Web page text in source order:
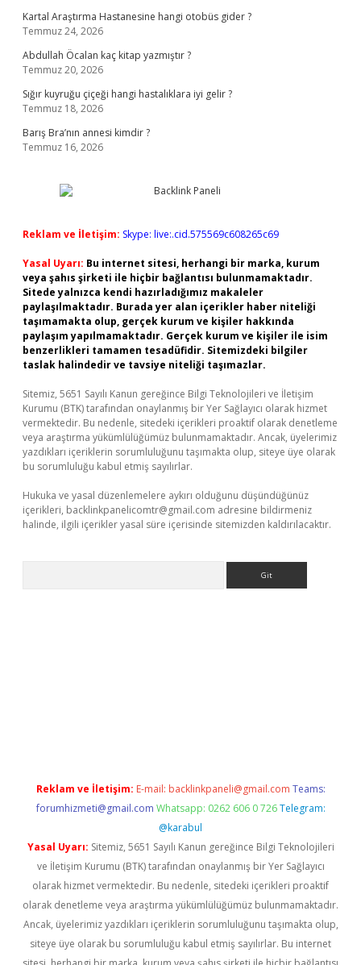
Kartal Araştırma Hastanesine hangi otobüs gider ?
Temmuz 24, 2026
Abdullah Öcalan kaç kitap yazmıştır ?
Temmuz 20, 2026
Sığır kuyruğu çiçeği hangi hastalıklara iyi gelir ?
Temmuz 18, 2026
Barış Bra’nın annesi kimdir ?
Temmuz 16, 2026
Reklam ve İletişim: Skype: live:.cid.575569c608265c69
Yasal Uyarı: Bu internet sitesi, herhangi bir marka, kurum
veya şahıs şirketi ile hiçbir bağlantısı bulunmamaktadır.
Sitede yalnızca kendi hazırladığımız makaleler
paylaşılmaktadır. Burada yer alan içerikler haber niteliği
taşımamakta olup, gerçek kurum ve kişiler hakkında
paylaşım yapılmamaktadır. Gerçek kurum ve kişiler ile isim
benzerlikleri tamamen tesadüfidir. Sitemizdeki bilgiler
taslak halindedir ve tavsiye niteliği taşımazlar.
Sitemiz, 5651 Sayılı Kanun gereğince Bilgi Teknolojileri ve İletişim
Kurumu (BTK) tarafından onaylanmış bir Yer Sağlayıcı olarak hizmet
vermektedir. Bu nedenle, sitedeki içerikleri proaktif olarak denetleme
veya araştırma yükümlülüğümüz bulunmamaktadır. Ancak, üyelerimiz
yazdıkları içeriklerin sorumluluğunu taşımakta olup, siteye üye olarak
bu sorumluluğu kabul etmiş sayılırlar.
Hukuka ve yasal düzenlemelere aykırı olduğunu düşündüğünüz
içerikleri, backlinkpanelicomtr@gmail.com adresine bildirmeniz
halinde, ilgili içerikler yasal süre içerisinde sitemizden kaldırılacaktır.
Reklam ve İletişim: E-mail: backlinkpaneli@gmail.com Teams:
forumhizmeti@gmail.com Whatsapp: 0262 606 0 726 Telegram:
@karabul
Yasal Uyarı: Sitemiz, 5651 Sayılı Kanun gereğince Bilgi Teknolojileri
ve İletişim Kurumu (BTK) tarafından onaylanmış bir Yer Sağlayıcı
olarak hizmet vermektedir. Bu nedenle, sitedeki içerikleri proaktif
olarak denetleme veya araştırma yükümlülüğümüz bulunmamaktadır.
Ancak, üyelerimiz yazdıkları içeriklerin sorumluluğunu taşımakta olup,
siteye üye olarak bu sorumluluğu kabul etmiş sayılırlar. Bu internet